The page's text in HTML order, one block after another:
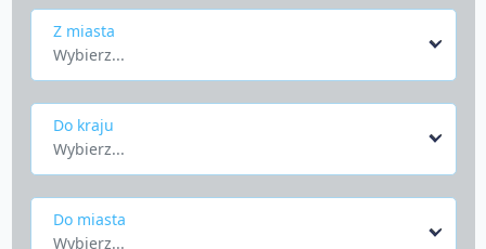
Z miasta
Wybierz...
Do kraju
Wybierz...
Do miasta
Wybierz...